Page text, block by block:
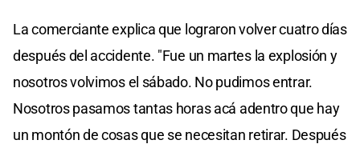
La comerciante explica que lograron volver cuatro días
después del accidente. "Fue un martes la explosión y
nosotros volvimos el sábado. No pudimos entrar.
Nosotros pasamos tantas horas acá adentro que hay
un montón de cosas que se necesitan retirar. Después